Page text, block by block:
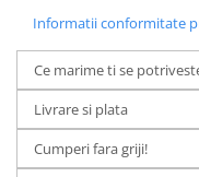
Informatii conformitate
Ce marime ti se
Livrare si plata
Cumperi fara griji!